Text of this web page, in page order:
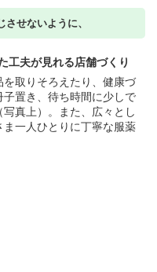
せないように、
工夫が見れる店舗づくり
取りそろえたり、健康づ
置き、待ち時間に少しで
真上）。また、広々とし
一人ひとりに丁寧な服薬